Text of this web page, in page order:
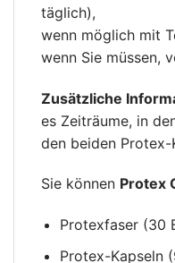
täglich),
wenn möglich mit
wenn Sie müssen,
Zusätzliche
es Zeiträume, in
den beiden Protex-
Sie können Protex
Protexfaser (30
Protex-Kapseln